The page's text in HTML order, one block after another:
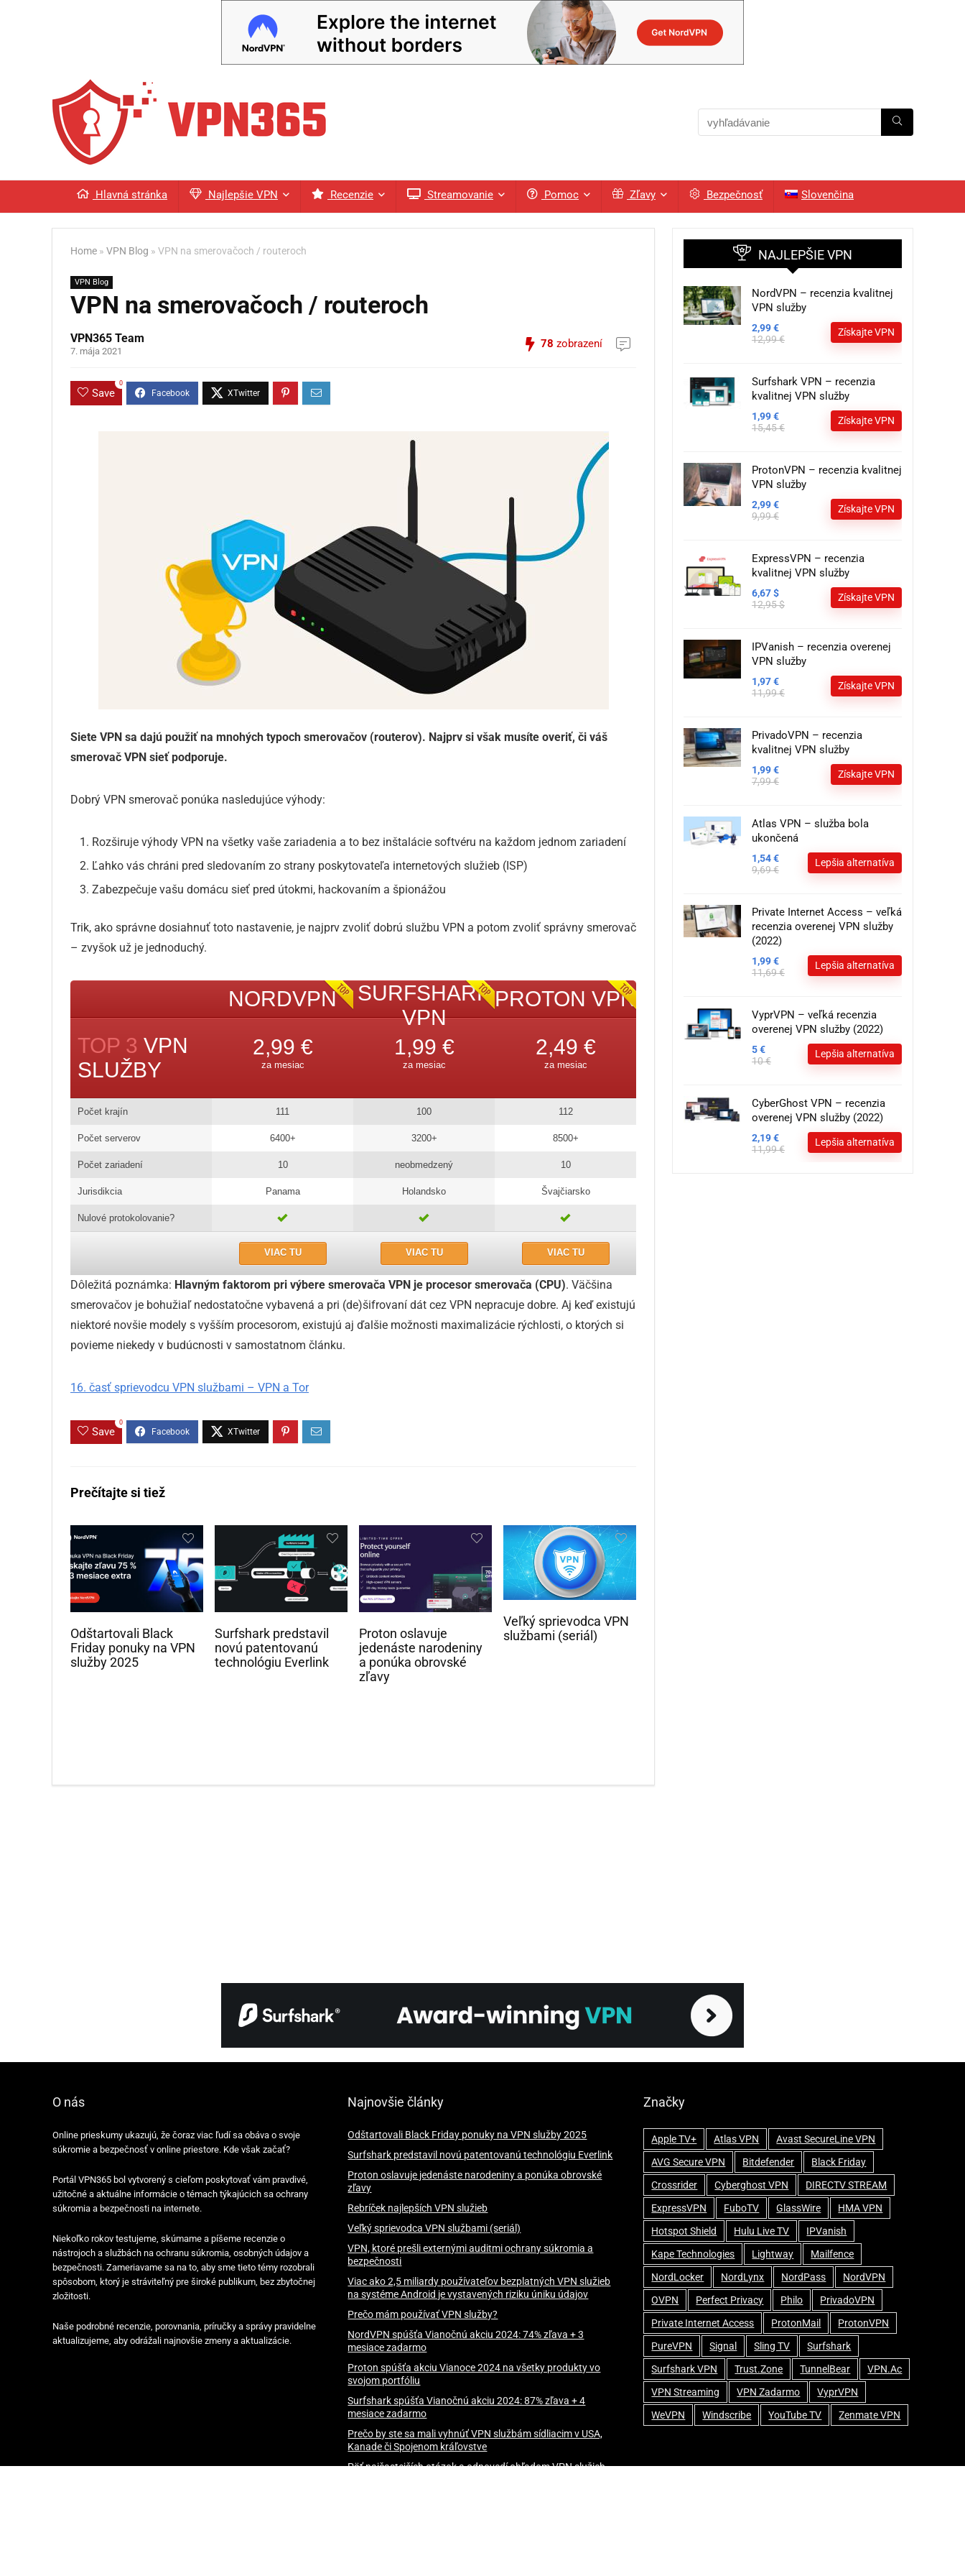
Hlavná stránka Najlepšie VPN Recenzie Streamovanie Pomoc Zľavy Bezpečnosť Slovenčina
Home » VPN Blog » VPN na smerovačoch / routeroch
VPN Blog
VPN na smerovačoch / routeroch
VPN365 Team
7. mája 2021
78 zobrazení
Save
0
Siete VPN sa dajú použiť na mnohých typoch smerovačov (routerov). Najprv si však musíte overiť, či váš
smerovač VPN sieť podporuje.
Dobrý VPN smerovač ponúka nasledujúce výhody:
Rozširuje výhody VPN na všetky vaše zariadenia a to bez inštalácie softvéru na každom jednom zariadení
Ľahko vás chráni pred sledovaním zo strany poskytovateľa internetových služieb (ISP)
Zabezpečuje vašu domácu sieť pred útokmi, hackovaním a špionážou
Trik, ako správne dosiahnuť toto nastavenie, je najprv zvoliť dobrú službu VPN a potom zvoliť správny smerovač
– zvyšok už je jednoduchý.
TOP 3 VPN
SLUŽBY
Počet krajín
Počet serverov
Počet zariadení
Jurisdikcia
Nulové protokolovanie?
NORDVPN
2,99 €
za mesiac
111
6400+
10
Panama
VIAC TU
SURFSHARK
VPN
1,99 €
za mesiac
100
3200+
neobmedzený
Holandsko
VIAC TU
PROTON VPN
2,49 €
za mesiac
112
8500+
10
Švajčiarsko
VIAC TU
Dôležitá poznámka: Hlavným faktorom pri výbere smerovača VPN je procesor smerovača (CPU). Väčšina
smerovačov je bohužiaľ nedostatočne vybavená a pri (de)šifrovaní dát cez VPN nepracuje dobre. Aj keď existujú
niektoré novšie modely s vyšším procesorom, existujú aj ďalšie možnosti maximalizácie rýchlosti, o ktorých si
povieme niekedy v budúcnosti v samostatnom článku.
16. časť sprievodcu VPN službami – VPN a Tor
Save
0
Prečítajte si tiež
Odštartovali Black
Friday ponuky na VPN
služby 2025
Surfshark predstavil
novú patentovanú
technológiu Everlink
Proton oslavuje
jedenáste narodeniny
a ponúka obrovské
zľavy
Veľký sprievodca VPN
službami (seriál)
NAJLEPŠIE VPN
NordVPN – recenzia kvalitnej
VPN služby
2,99 €
12,99 €
Získajte VPN
Surfshark VPN – recenzia
kvalitnej VPN služby
1,99 €
15,45 €
Získajte VPN
ProtonVPN – recenzia kvalitnej
VPN služby
2,99 €
9,99 €
Získajte VPN
ExpressVPN – recenzia
kvalitnej VPN služby
6,67 $
12,95 $
Získajte VPN
IPVanish – recenzia overenej
VPN služby
1,97 €
11,99 €
Získajte VPN
PrivadoVPN – recenzia
kvalitnej VPN služby
1,99 €
7,99 €
Získajte VPN
Atlas VPN – služba bola
ukončená
1,54 €
9,69 €
Lepšia alternatíva
Private Internet Access – veľká
recenzia overenej VPN služby
(2022)
1,99 €
11,69 €
Lepšia alternatíva
VyprVPN – veľká recenzia
overenej VPN služby (2022)
5 €
10 €
Lepšia alternatíva
CyberGhost VPN – recenzia
overenej VPN služby (2022)
2,19 €
11,99 €
Lepšia alternatíva
O nás
Online prieskumy ukazujú, že čoraz viac ľudí sa obáva o svoje
súkromie a bezpečnosť v online priestore. Kde však začať?
Portál VPN365 bol vytvorený s cieľom poskytovať vám pravdivé,
užitočné a aktuálne informácie o témach týkajúcich sa ochrany
súkromia a bezpečnosti na internete.
Niekoľko rokov testujeme, skúmame a píšeme recenzie o
nástrojoch a službách na ochranu súkromia, osobných údajov a
bezpečnosti. Zameriavame sa na to, aby sme tieto témy rozobrali
spôsobom, ktorý je stráviteľný pre široké publikum, bez zbytočnej
zložitosti.
Naše podrobné recenzie, porovnania, príručky a správy pravidelne
aktualizujeme, aby odrážali najnovšie zmeny a aktualizácie.
Najnovšie články
Odštartovali Black Friday ponuky na VPN služby 2025
Surfshark predstavil novú patentovanú technológiu Everlink
Proton oslavuje jedenáste narodeniny a ponúka obrovské
zľavy
Rebríček najlepších VPN služieb
Veľký sprievodca VPN službami (seriál)
VPN, ktoré prešli externými auditmi ochrany súkromia a
bezpečnosti
Viac ako 2,5 miliardy používateľov bezplatných VPN služieb
na systéme Android je vystavených riziku úniku údajov
Prečo mám používať VPN služby?
NordVPN spúšťa Vianočnú akciu 2024: 74% zľava + 3
mesiace zadarmo
Proton spúšťa akciu Vianoce 2024 na všetky produkty vo
svojom portfóliu
Surfshark spúšťa Vianočnú akciu 2024: 87% zľava + 4
mesiace zadarmo
Prečo by ste sa mali vyhnúť VPN službám sídliacim v USA,
Kanade či Spojenom kráľovstve
Päť najčastejších otázok a odpovedí ohľadom VPN služieb
Značky
Apple TV+ Atlas VPN
Avast SecureLine VPN
AVG Secure VPN
Bitdefender
Black Friday
Crossrider
Cyberghost VPN
DIRECTV STREAM
ExpressVPN
FuboTV GlassWire
HMA VPN
Hotspot Shield
Hulu Live TV
IPVanish
Kape Technologies
Lightway
Mailfence
NordLocker
NordLynx NordPass
NordVPN
OVPN
Perfect Privacy Philo
PrivadoVPN
Private Internet Access
ProtonMail
ProtonVPN
PureVPN
Signal Sling TV
Surfshark
Surfshark VPN
Trust.Zone TunnelBear
VPN.ac
VPN Streaming
VPN Zadarmo
VyprVPN
WeVPN
Windscribe YouTube TV Zenmate VPN